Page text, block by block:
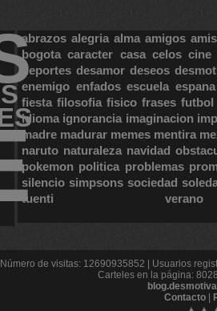
abrazos alegria alma amigos
bogota caracter casa celos cine
deportes desamor deseos
enemigo enfados escuela espana
fiesta filosofia fisico frases futbol
idioma ignorancia imaginacion
madre madurar memes mentira
naruto naturaleza navidad
pokemon politica problemas
silencio simpsons sociedad
tuenti
verano
Número de visitas: 12690935852 | Usuarios
Carteles en la página:
Contacto|